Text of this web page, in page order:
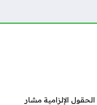
الحقول الإلزامية مشار